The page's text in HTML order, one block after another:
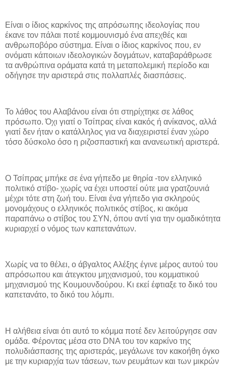
Είναι ο ίδιος καρκίνος της απρόσωπης ιδεολογίας που
έκανε τον πάλαι ποτέ κομμουνισμό ένα απεχθές και
ανθρωποβόρο σύστημα. Είναι ο ίδιος καρκίνος που, εν
ονόματι κάποιων ιδεολογικών δογμάτων, καταβαράθρωσε
τα ανθρώπινα οράματα κατά τη μεταπολεμική περίοδο και
οδήγησε την αριστερά στις πολλαπλές διασπάσεις.
Το λάθος του Αλαβάνου είναι ότι στηρίχτηκε σε λάθος
πρόσωπο. Όχι γιατί ο Τσίπρας είναι κακός ή ανίκανος, αλλά
γιατί δεν ήταν ο κατάλληλος για να διαχειριστεί έναν χώρο
τόσο δύσκολο όσο η ριζοσπαστική και ανανεωτική αριστερά.
Ο Τσίπρας μπήκε σε ένα γήπεδο με θηρία -τον ελληνικό
πολιτικό στίβο- χωρίς να έχει υποστεί ούτε μια γρατζουνιά
μέχρι τότε στη ζωή του. Είναι ένα γήπεδο για σκληρούς
μονομάχους ο ελληνικός πολιτικός στίβος, κι ακόμα
παραπάνω ο στίβος του ΣΥΝ, όπου αντί για την ομαδικότητα
κυριαρχεί ο νόμος των καπετανάτων.
Χωρίς να το θέλει, ο άβγαλτος Αλέξης έγινε μέρος αυτού του
απρόσωπου και άτεγκτου μηχανισμού, του κομματικού
μηχανισμού της Κουμουνδούρου. Κι εκεί έφτιαξε το δικό του
καπετανάτο, το δικό του λόμπι.
Η αλήθεια είναι ότι αυτό το κόμμα ποτέ δεν λειτούργησε σαν
ομάδα. Φέροντας μέσα στο DNA του τον καρκίνο της
πολυδιάσπασης της αριστεράς, μεγάλωνε τον κακοήθη όγκο
με την κυριαρχία των τάσεων, των ρευμάτων και των μικρών